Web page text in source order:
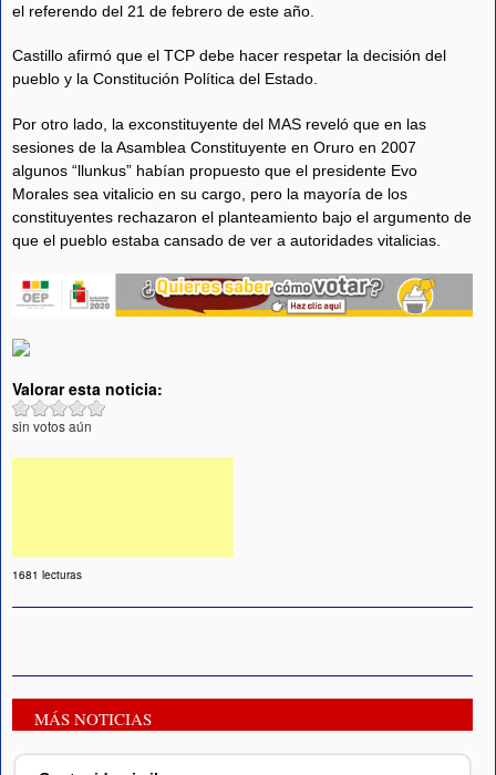
el referendo del 21 de febrero de este año.
Castillo afirmó que el TCP debe hacer respetar la decisión del
pueblo y la Constitución Política del Estado.
Por otro lado, la exconstituyente del MAS reveló que en las
sesiones de la Asamblea Constituyente en Oruro en 2007
algunos “llunkus” habían propuesto que el presidente Evo
Morales sea vitalicio en su cargo, pero la mayoría de los
constituyentes rechazaron el planteamiento bajo el argumento de
que el pueblo estaba cansado de ver a autoridades vitalicias.
Valorar esta noticia:
sin votos aún
1681 lecturas
MÁS NOTICIAS